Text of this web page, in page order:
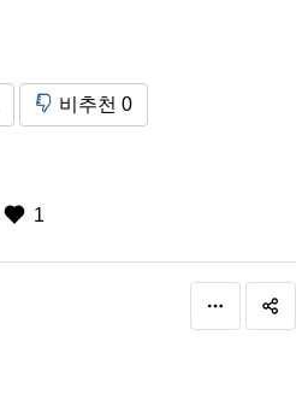
비추천 0
1